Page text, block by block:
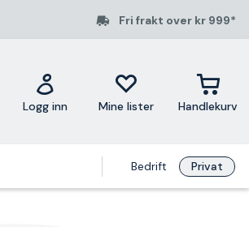
Fri frakt over kr 999*
Logg inn Mine lister Handlekurv
Bedrift Privat